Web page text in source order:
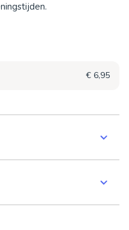
€ 6,95